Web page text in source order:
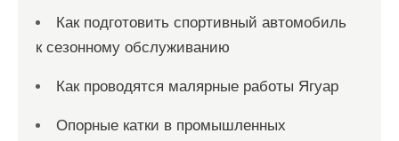
Как подготовить спортивный автомобиль
к сезонному обслуживанию
Как проводятся малярные работы Ягуар
Опорные катки в промышленных